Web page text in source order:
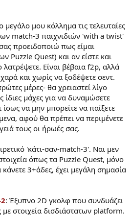
μεγάλο μου κόλλημα τις τελευταίες
match-3 παιχνιδιών 'with a twist'
προειδοποιώ πως είμαι
Puzzle Quest) και αν είστε και
Είναι βέβαια f2p, αλλά
και χωρίς να ξοδέψετε σεντ.
μέρες- θα χρειαστεί λίγο
ίδιες μάχες για να δυναμώσετε
να μην μπορείτε να παίξετε
αφού θα πρέπει να περιμένετε
τους οι ήρωές σας.
'κάτι-σαν-match-3'. Ναι μεν
όπως τα Puzzle Quest, μόνο
3+άδες, έχει μεγάλη σημασία
: Έξυπνο 2D γκολφ που συνδυάζει
με στοιχεία δισδιάστατων platform.